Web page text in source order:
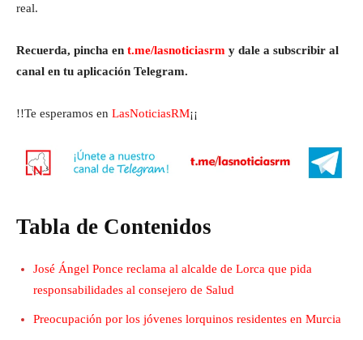
real.
Recuerda, pincha en t.me/lasnoticiasrm y dale a subscribir al
canal en tu aplicación Telegram.
!!Te esperamos en LasNoticiasRM¡¡
Tabla de Contenidos
José Ángel Ponce reclama al alcalde de Lorca que pida
responsabilidades al consejero de Salud
Preocupación por los jóvenes lorquinos residentes en Murcia